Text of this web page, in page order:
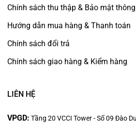
Chính sách thu thập & Bảo mật
Hướng dẫn mua hàng & Thanh toán
Chính sách đổi trả
Chính sách giao hàng & Kiểm hàng
LIÊN HỆ
VPGD: Tầng 20 VCCI Tower - Số 09 Đào